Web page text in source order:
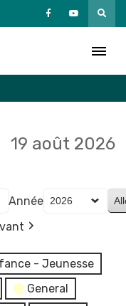
19 août 2026
Année
- Jeunesse
General